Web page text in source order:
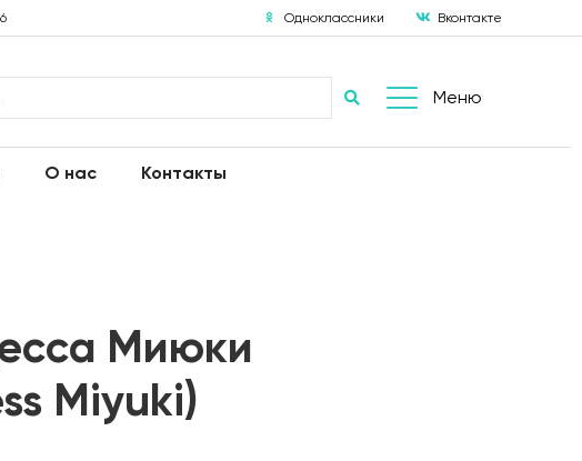
Одноклассники Вконтакте
Меню
О нас Контакты
Миюки
Miyuki)